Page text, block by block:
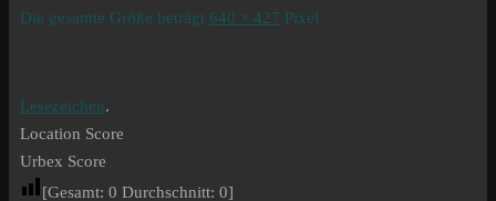
Die gesamte Größe beträgt 640 × 427 Pixel
Lesezeichen.
Location Score
Urbex Score
[Gesamt: 0 Durchschnitt: 0]